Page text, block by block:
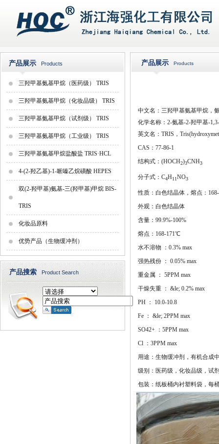
产品展示 Products
三羟甲基氨基甲烷（医药级） TRIS
三羟甲基氨基甲烷（化妆品级） TRIS
三羟甲基氨基甲烷（试剂级） TRIS
三羟甲基氨基甲烷（工业级） TRIS
三羟甲基氨基甲烷盐酸盐 TRIS·HCL
4-(2-羟乙基)-1-哌嗪乙烷磺酸 HEPES
双(2-羟甲基)氨基-三(羟甲基)甲烷 BIS-
TRIS
化妆品原料
优势产品（生物缓冲剂）
产品搜索 Product Search
产品展示 Products
中文名：三羟甲基氨基甲烷，
化学名称：2-氨基-2-羟甲基-
英文名：TRIS，
CAS：77-86-1
结构式：(HOCH2)3CNH3
分子式：C4H11NO3
性质：白色结晶体，熔点：
外观：白色结晶体
含量：99.9%-100%
熔点：168-171℃
水不溶物 ：0.3% max
强热残份 ： 0.05% max
重金属 ： 5PPM max
干燥失重 ： &le; 0.2% max
PH ： 10.0-10.8
Fe ： &le; 2PPM max
SO42+ ：5PPM max
Cl ：3PPM max
用途： 生物缓冲剂，有机合成
级别：医药级，化妆品级，试
包装：纸板桶内衬塑料袋，每